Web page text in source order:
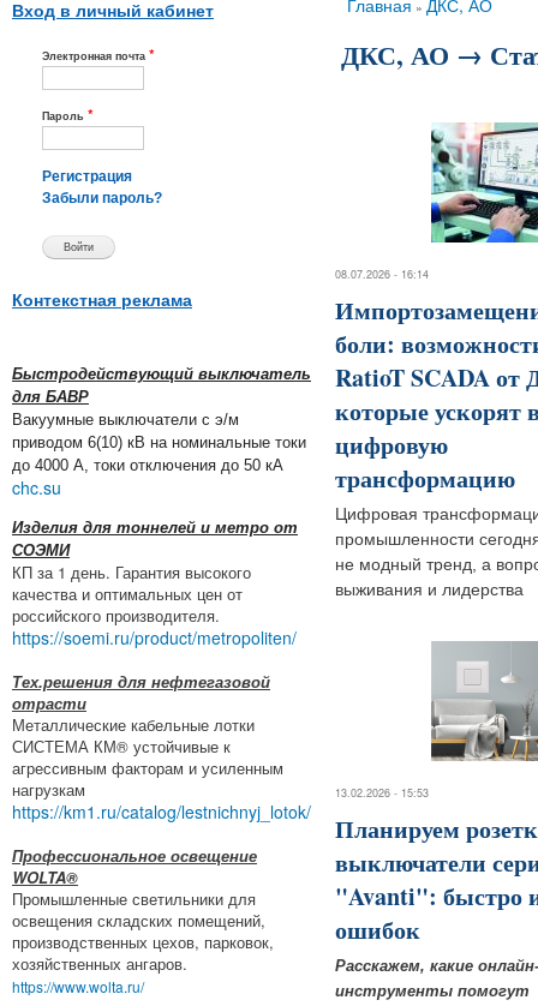
Вход в личный кабинет
Электронная почта *
Пароль *
Регистрация
Забыли пароль?
Контекстная реклама
Быстродействующий выключатель
для БАВР
Вакуумные выключатели с э/м
приводом 6(10) кВ на номинальные токи
до 4000 А, токи отключения до 50 кА
chc.su
Изделия для тоннелей и метро от
СОЭМИ
КП за 1 день. Гарантия высокого
качества и оптимальных цен от
российского производителя.
https://soemi.ru/product/metropoliten/
Тех.решения для нефтегазовой
отрасти
Металлические кабельные лотки
СИСТЕМА КМ® устойчивые к
агрессивным факторам и усиленным
нагрузкам
https://km1.ru/catalog/lestnichnyj_lotok/
Профессиональное освещение
WOLTA®
Промышленные светильники для
освещения складских помещений,
производственных цехов, парковок,
хозяйственных ангаров.
https://www.wolta.ru/
Вы здесь
Главная » ДКС, АО
ДКС, АО →
08.07.2026 - 16:14
боли:
RatioT SCADA от
которые ускорят
цифровую
трансформацию
Цифровая
промышленности
не модный тренд, а
выживания и лидерства
13.02.2026 - 15:53
Планируем
выключатели
"Avanti": быстро
ошибок
Расскажем, какие онлайн-
инструменты помогут